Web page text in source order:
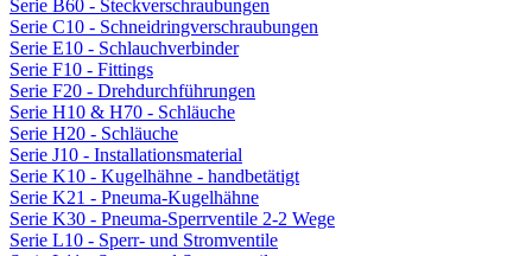
Serie B60 - Steckverschraubungen
Serie C10 - Schneidringverschraubungen
Serie E10 - Schlauchverbinder
Serie F10 - Fittings
Serie F20 - Drehdurchführungen
Serie H10 & H70 - Schläuche
Serie H20 - Schläuche
Serie J10 - Installationsmaterial
Serie K10 - Kugelhähne - handbetätigt
Serie K21 - Pneuma-Kugelhähne
Serie K30 - Pneuma-Sperrventile 2-2 Wege
Serie L10 - Sperr- und Stromventile